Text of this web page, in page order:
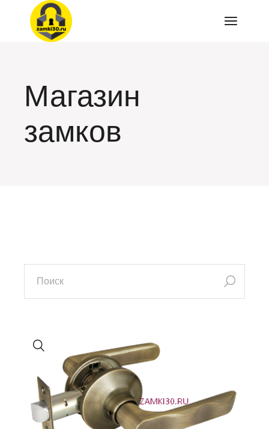
Перейти
содержимому
Магазин
замков
искать: